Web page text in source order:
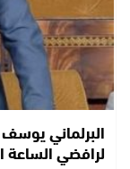
البرلماني
لرافضي الساعة